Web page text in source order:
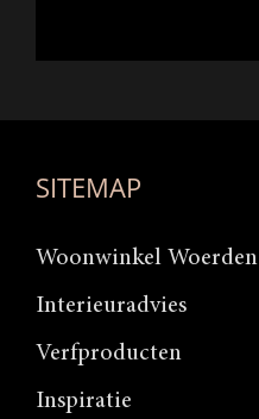
SITEMAP
Woonwinkel Woerden
Interieuradvies
Verfproducten
Inspiratie